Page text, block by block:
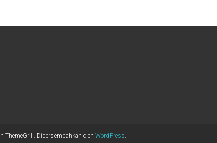
ThemeGrill. Dipersembahkan oleh WordPress.